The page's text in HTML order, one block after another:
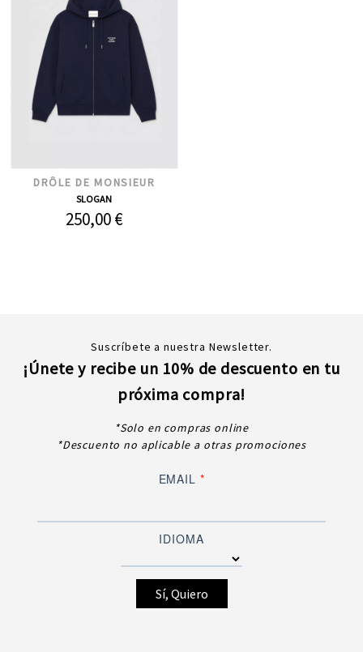
DRÔLE DE MONSIEUR
SLOGAN
250,00 €
Suscríbete a nuestra Newsletter.
¡Únete y recibe un 10% de descuento en tu
próxima compra!
*Solo en compras online
*Descuento no aplicable a otras promociones
EMAIL *
IDIOMA